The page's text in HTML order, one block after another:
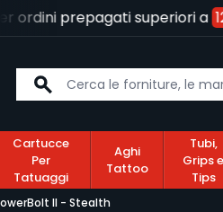
prepagati superiori a
Cartucce
Per
Tatuaggi
Aghi
Tattoo
Tubi,
Grips e
Tips
II - Stealth